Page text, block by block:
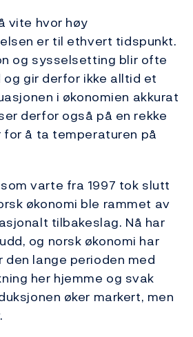
vite hvor høy
er til ethvert tidspunkt.
og sysselsetting blir ofte
gir derfor ikke alltid et
i økonomien akkurat
derfor også på en rekke
å ta temperaturen på
varte fra 1997 tok slutt
økonomi ble rammet av
tilbakeslag. Nå har
og norsk økonomi har
lange perioden med
her hjemme og svak
øker markert, men